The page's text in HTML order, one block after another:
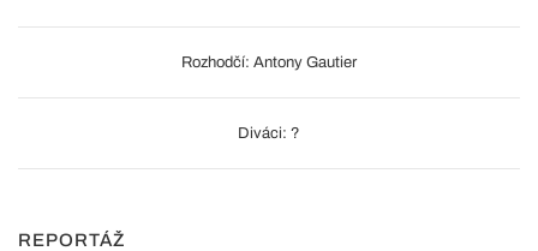
Rozhodčí: Antony Gautier
Diváci: ?
REPORTÁŽ